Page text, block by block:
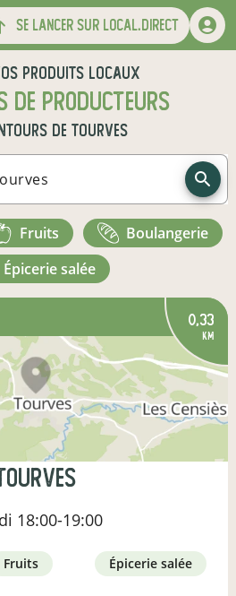
se lancer sur local.direct
produits locaux
de producteurs
deTourves
fruits
boulangerie
épicerie salée
0,33
km
18:00-19:00
fruits épicerie salée